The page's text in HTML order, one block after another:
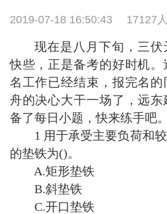
2019-07-18 16:50:43 17127
现在是八月下旬，三
快些，正是备考的好时机。
名工作已经结束，报完名
舟的决心大干一场了，远
备了每日小题，快来练手吧。
1 用于承受主要负荷和较
的垫铁为()。
A.矩形垫铁
B.斜垫铁
C.开口垫铁